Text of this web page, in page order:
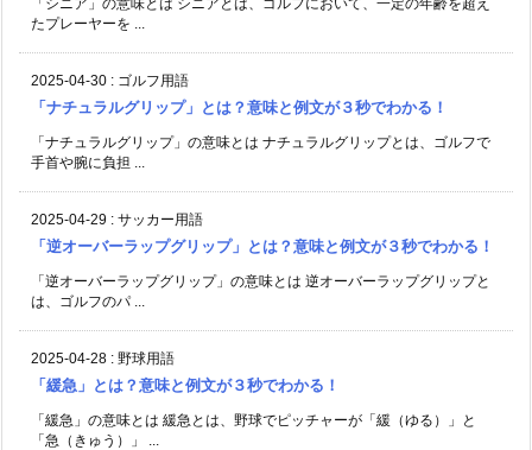
たプレーヤーを ...
2025-04-30 : ゴルフ用語
「ナチュラルグリップ」とは？意味と例文が３秒でわかる！
「ナチュラルグリップ」の意味とは ナチュラルグリップとは、ゴルフで
手首や腕に負担 ...
2025-04-29 : サッカー用語
「逆オーバーラップグリップ」とは？意味と例文が３秒でわかる！
「逆オーバーラップグリップ」の意味とは 逆オーバーラップグリップと
は、ゴルフのパ ...
2025-04-28 : 野球用語
「緩急」とは？意味と例文が３秒でわかる！
「緩急」の意味とは 緩急とは、野球でピッチャーが「緩（ゆる）」と
「急（きゅう）」 ...